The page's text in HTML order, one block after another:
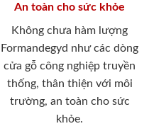
An toàn cho sức khỏe
Không chưa hàm lượng
Formandegyd như các dòng
cửa gỗ công nghiệp truyền
thống, thân thiện với môi
trường, an toàn cho sức
khỏe.